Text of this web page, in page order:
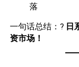
落
一句话总结：? 日
资市场！